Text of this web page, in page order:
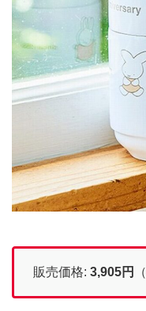
販売価格: 3,905円